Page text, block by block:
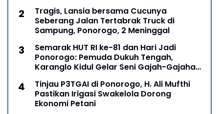
Tragis, Lansia bersama Cucunya
Seberang Jalan Tertabrak Truck di
Sampung, Ponorogo, 2 Meninggal
Semarak HUT RI ke-81 dan Hari Jadi
Ponorogo: Pemuda Dukuh Tengah,
Karanglo Kidul Gelar Seni Gajah-Gajahan,
Tinjau P3TGAI di Ponorogo, H. Ali Mufthi
Pastikan Irigasi Swakelola Dorong
Ekonomi Petani